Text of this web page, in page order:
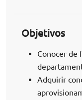
Objetivos
Conocer de
Adquirir